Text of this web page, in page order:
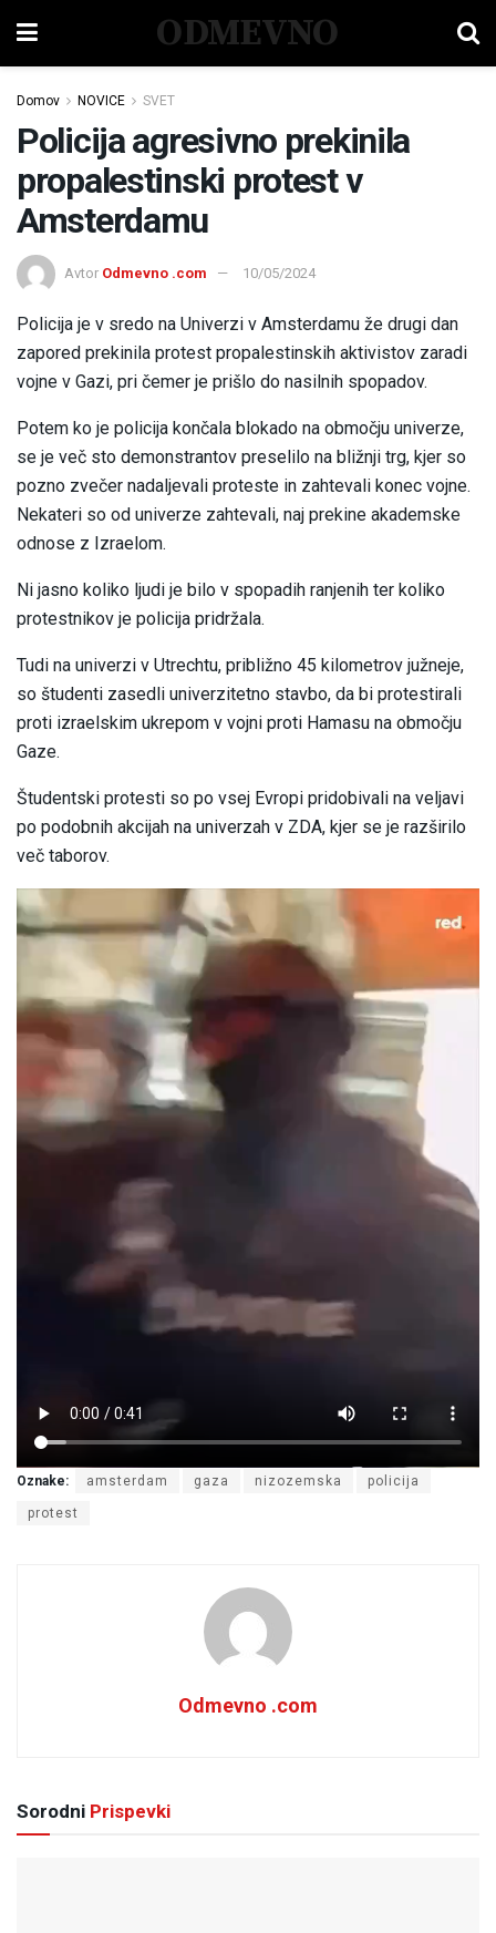
ODMEVNO
Domov NOVICE SVET
Policija agresivno prekinila
propalestinski protest v
Amsterdamu
Avtor Odmevno .com 10/05/2024
Policija je v sredo na Univerzi v Amsterdamu že drugi dan
zapored prekinila protest propalestinskih aktivistov zaradi
vojne v Gazi, pri čemer je prišlo do nasilnih spopadov.
Potem ko je policija končala blokado na območju univerze,
se je več sto demonstrantov preselilo na bližnji trg, kjer so
pozno zvečer nadaljevali proteste in zahtevali konec vojne.
Nekateri so od univerze zahtevali, naj prekine akademske
odnose z Izraelom.
Ni jasno koliko ljudi je bilo v spopadih ranjenih ter koliko
protestnikov je policija pridržala.
Tudi na univerzi v Utrechtu, približno 45 kilometrov južneje,
so študenti zasedli univerzitetno stavbo, da bi protestirali
proti izraelskim ukrepom v vojni proti Hamasu na območju
Gaze.
Študentski protesti so po vsej Evropi pridobivali na veljavi
po podobnih akcijah na univerzah v ZDA, kjer se je razširilo
več taborov.
Oznake: amsterdam gaza nizozemska policija
protest
Odmevno .com
Sorodni Prispevki